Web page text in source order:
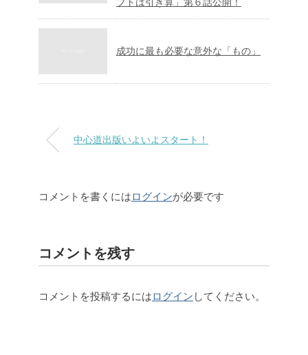
プトは引き算」第６話公開！
成功に最も必要な意外な「もの」
中心道出版いよいよスタート！
コメントを書くにはログインが必要です
コメントを残す
コメントを投稿するにはログイン してください。